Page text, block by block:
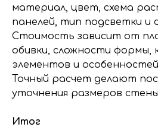
материал, цвет, схема
панелей, тип подсветки и
Стоимость зависит от
обивки, сложности формы,
элементов и
Точный расчет делают
уточнения размеров
Итог